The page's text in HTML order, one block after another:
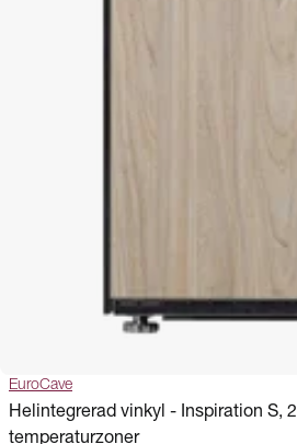
EuroCave
Helintegrerad vinkyl - Inspiration S, 2
temperaturzoner